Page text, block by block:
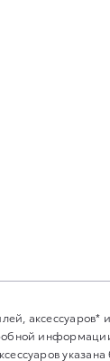
указана